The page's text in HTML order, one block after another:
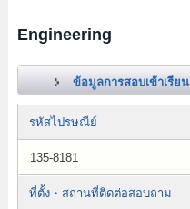
Engineering
ข้อมูลการสอบเข้าเรียน
รหัสไปรษณีย์
135-8181
ที่ตั้ง・สถานที่ติดต่อสอบถาม